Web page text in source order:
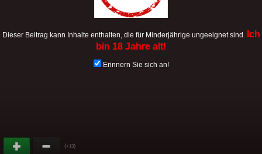
Dieser Beitrag kann Inhalte enthalten, die für Minderjährige ungeeignet sind. Ich
bin 18 Jahre alt!
Erinnern Sie sich an!
(+13)